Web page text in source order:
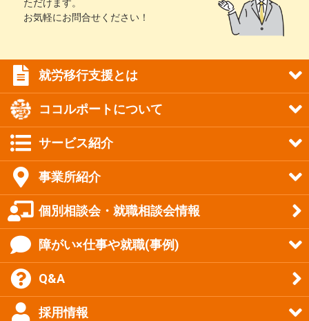
ただけます。
お気軽にお問合せください！
就労移行支援とは
ココルポートについて
サービス紹介
事業所紹介
個別相談会・就職相談会情報
障がい×仕事や就職(事例)
Q&A
採用情報